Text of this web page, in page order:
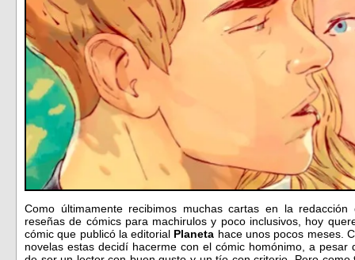
Como últimamente recibimos muchas cartas en la
reseñas de cómics para machirulos y poco inclusivos, hoy
cómic que publicó la editorial Planeta hace unos pocos meses.
novelas estas decidí hacerme con el cómic homónimo, a